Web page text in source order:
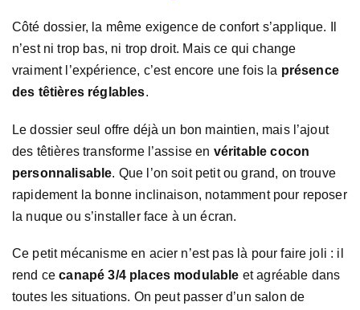
Côté dossier, la même exigence de confort s’applique. Il
n’est ni trop bas, ni trop droit. Mais ce qui change
vraiment l’expérience, c’est encore une fois la présence
des têtières réglables.
Le dossier seul offre déjà un bon maintien, mais l’ajout
des têtières transforme l’assise en véritable cocon
personnalisable. Que l’on soit petit ou grand, on trouve
rapidement la bonne inclinaison, notamment pour reposer
la nuque ou s’installer face à un écran.
Ce petit mécanisme en acier n’est pas là pour faire joli : il
rend cecanapé 3/4 places modulable et agréable dans
toutes les situations. On peut passer d’un salon de